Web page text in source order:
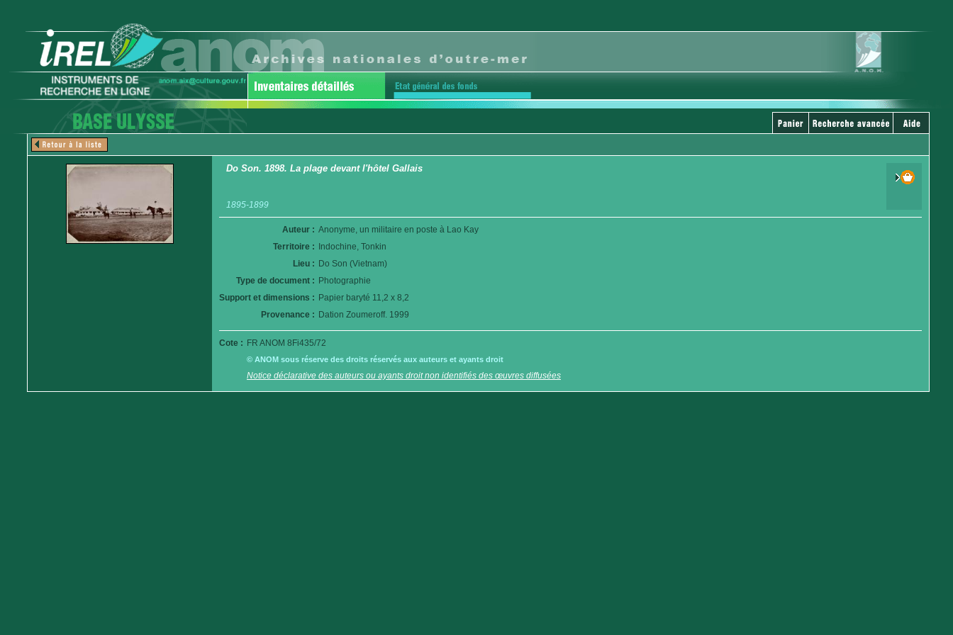
Do Son. 1898. La plage devant l'hôtel Gallais
1895-1899
Auteur : Anonyme, un militaire en poste à Lao Kay
Territoire :
Indochine, Tonkin
Lieu : Do Son (Vietnam)
Type de document : Photographie
Support et dimensions : Papier baryté 11,2 x 8,2
Provenance : Dation Zoumeroff. 1999
Cote : FR ANOM 8Fi435/72
© ANOM sous réserve des droits réservés aux auteurs et ayants droit
Notice déclarative des auteurs ou ayants droit non identifiés des œuvres diffusées